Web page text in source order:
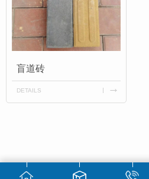
盲道砖
DETAILS